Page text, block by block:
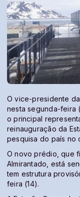
O vice-presidente
nesta segunda-feira
o principal
reinauguração da
pesquisa do país no
O novo prédio, que
Almirantado, está
tem estrutura
feira (14).